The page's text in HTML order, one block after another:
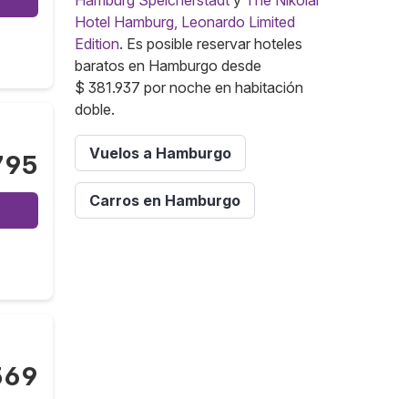
Hotel Hamburg, Leonardo Limited
Edition. Es posible reservar hoteles
baratos en Hamburgo desde
$ 381.937 por noche en habitación
doble.
Vuelos a Hamburgo
Carros en Hamburgo